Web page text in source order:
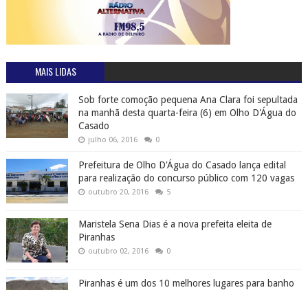
MAIS LIDAS
Sob forte comoção pequena Ana Clara foi sepultada
na manhã desta quarta-feira (6) em Olho D'Água do
Casado
julho 06, 2016 0
Prefeitura de Olho D'Água do Casado lança edital
para realização do concurso público com 120 vagas
outubro 20, 2016 5
Maristela Sena Dias é a nova prefeita eleita de
Piranhas
outubro 02, 2016 0
Piranhas é um dos 10 melhores lugares para banho